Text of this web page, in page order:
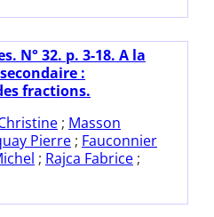
N° 32. p. 3-18. A la
:
fractions.
; Masson
Pierre ; Fauconnier
; Rajca Fabrice ;